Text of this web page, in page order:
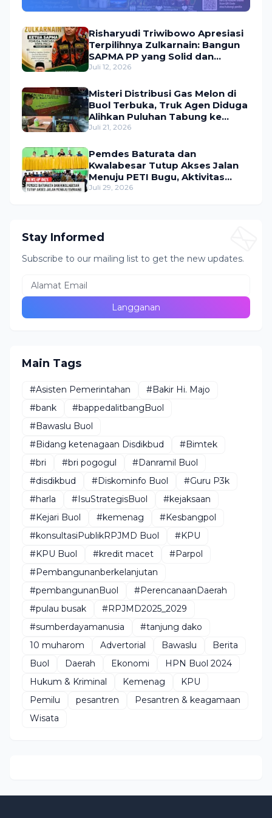
Utama Umroh Menanti Peserta
Risharyudi Triwibowo Apresiasi
Terpilihnya Zulkarnain: Bangun
SAPMA PP yang Solid dan
Bermanfaat bagi Masyarakat
Juli 12, 2026
Misteri Distribusi Gas Melon di
Buol Terbuka, Truk Agen Diduga
Alihkan Puluhan Tabung ke
Lokasi Tak Resmi
Juli 21, 2026
Pemdes Baturata dan
Kwalabesar Tutup Akses Jalan
Menuju PETI Bugu, Aktivitas
Tambang Diduga Masih
Juli 29, 2026
Stay Informed
Subscribe to our mailing list to get the new updates.
Main Tags
#Asisten Pemerintahan
#Bakir Hi. Majo
#bank
#bappedalitbangBuol
#Bawaslu Buol
#Bidang ketenagaan Disdikbud
#Bimtek
#bri
#bri pogogul
#Danramil Buol
#disdikbud
#Diskominfo Buol
#Guru P3k
#harla
#IsuStrategisBuol
#kejaksaan
#Kejari Buol
#kemenag
#Kesbangpol
#konsultasiPublikRPJMD Buol
#KPU
#KPU Buol
#kredit macet
#Parpol
#Pembangunanberkelanjutan
#pembangunanBuol
#PerencanaanDaerah
#pulau busak
#RPJMD2025_2029
#sumberdayamanusia
#tanjung dako
10 muharom
Advertorial Bawaslu
Berita
Buol
Daerah Ekonomi
HPN Buol 2024
Hukum & Kriminal
Kemenag
KPU
Pemilu
pesantren
Pesantren & keagamaan
Wisata